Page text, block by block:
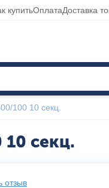
купитьОплатаДоставка
100 10 секц.
секц.
отзыв